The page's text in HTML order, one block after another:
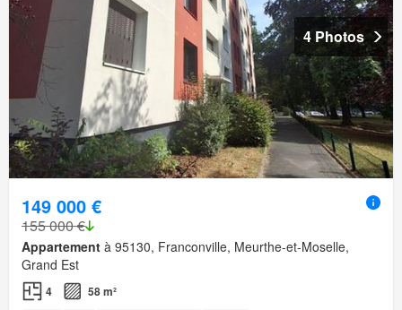
4 Photos
149 000 €
155 000 €
Appartement à 95130, Franconville, Meurthe-et-Moselle,
Grand Est
4 58 m²